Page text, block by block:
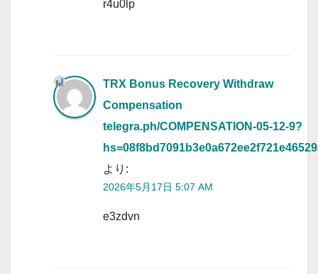
r4u0lp
TRX Bonus Recovery Withdraw
Compensation
telegra.ph/COMPENSATION-05-12-9?
より:
2026年5月17日 5:07 AM
e3zdvn